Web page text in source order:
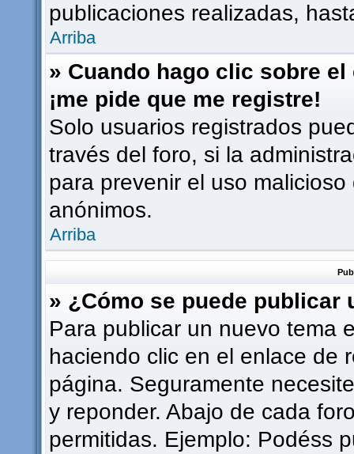
publicaciones realizadas,
Arriba
» Cuando hago clic sobre
¡me pide que me registre!
Solo usuarios registrados
través del foro, si la
para prevenir el uso
anónimos.
Arriba
» ¿Cómo se puede publicar
Para publicar un nuevo tema
haciendo clic en el enlace de
página. Seguramente
y reponder. Abajo de cada
permitidas. Ejemplo: Podéss